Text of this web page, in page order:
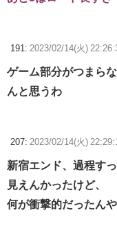
191: 2023/02/14(火)
ゲーム部分がつまら
んと思うわ
207: 2023/02/14(火)
新宿エンド、過程す
見えんかったけど、
何が衝撃的だったんや